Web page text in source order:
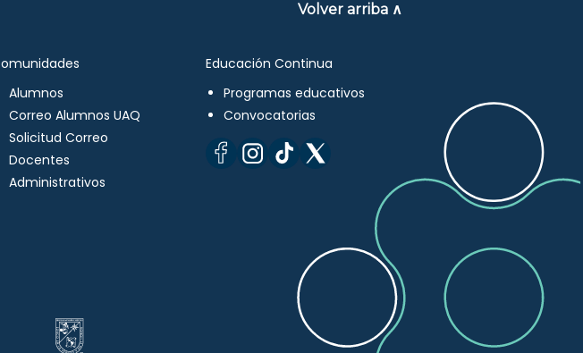
Volver arriba ∧
Alumnos
Correo Alumnos UAQ
Solicitud Correo
Docentes
Administrativos
Educación Continua
Programas educativos
Convocatorias